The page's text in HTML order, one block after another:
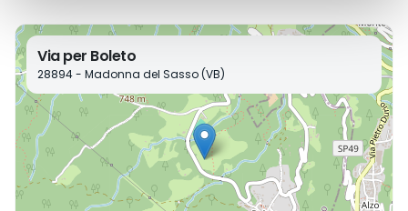
Via per Boleto
28894 - Madonna del Sasso (VB)